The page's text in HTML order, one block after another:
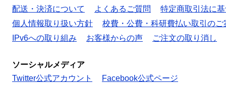
配送・決済について よくあるご質問
特定商取引法に
個人情報取り扱い方針
校費・公費・科研費払い取引のご
IPv6への取り組み
お客様からの声 ご注文の取り消し
ソーシャルメディア
Twitter公式アカウント
Facebook公式ページ